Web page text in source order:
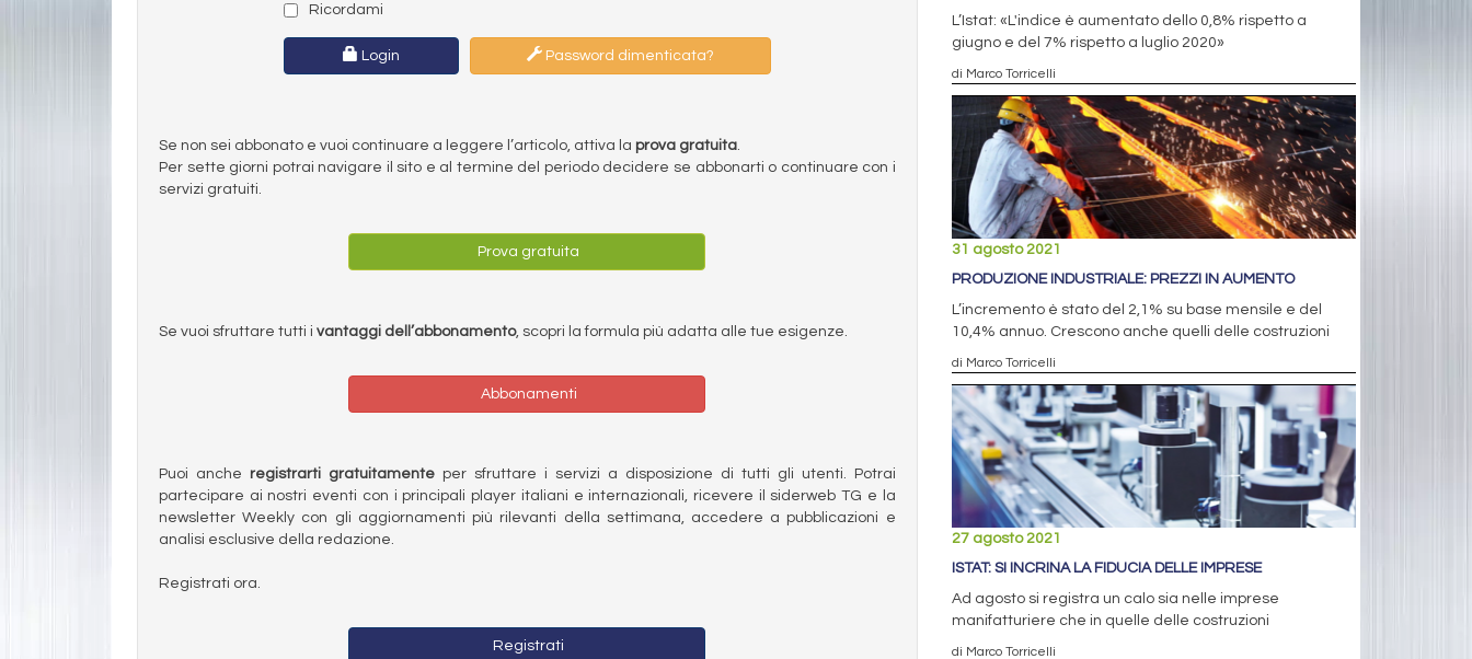
Ricordami
Login Password dimenticata?
Se non sei abbonato e vuoi continuare a leggere l’articolo, attiva la prova gratuita.
Per sette giorni potrai navigare il sito e al termine del periodo decidere se abbonarti o continuare con i
servizi gratuiti.
Prova gratuita
Se vuoi sfruttare tutti i vantaggi dell’abbonamento, scopri la formula più adatta alle tue esigenze.
Abbonamenti
Puoi anche registrarti gratuitamenteper sfruttare i servizi a disposizione di tutti gli utenti. Potrai
partecipare ai nostri eventi con i principali player italiani e internazionali, ricevere il siderweb TG e la
newsletter Weekly con gli aggiornamenti più rilevanti della settimana, accedere a pubblicazioni e
analisi esclusive della redazione.
Registrati ora.
Registrati
L’Istat: «L'indice è aumentato dello 0,8% rispetto a
giugno e del 7% rispetto a luglio 2020»
di Marco Torricelli
31 agosto 2021
PRODUZIONE INDUSTRIALE: PREZZI IN AUMENTO
L’incremento è stato del 2,1% su base mensile e del
10,4% annuo. Crescono anche quelli delle costruzioni
di Marco Torricelli
27 agosto 2021
ISTAT: SI INCRINA LA FIDUCIA DELLE IMPRESE
Ad agosto si registra un calo sia nelle imprese
manifatturiere che in quelle delle costruzioni
di Marco Torricelli